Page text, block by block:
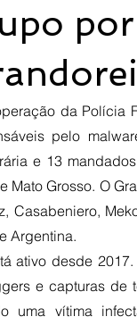
da Polícia
pelo
e 13
Mato Grosso. O
Casabeniero,
Argentina.
ativo desde
e capturas de
uma vítima